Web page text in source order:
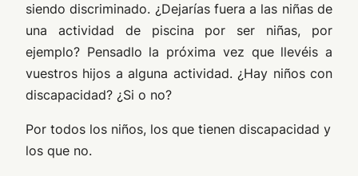
siendo discriminado. ¿Dejarías fuera a las niñas de
una actividad de piscina por ser niñas, por
ejemplo? Pensadlo la próxima vez que llevéis a
vuestros hijos a alguna actividad. ¿Hay niños con
discapacidad? ¿Si o no?
Por todos los niños, los que tienen discapacidad y
los que no.